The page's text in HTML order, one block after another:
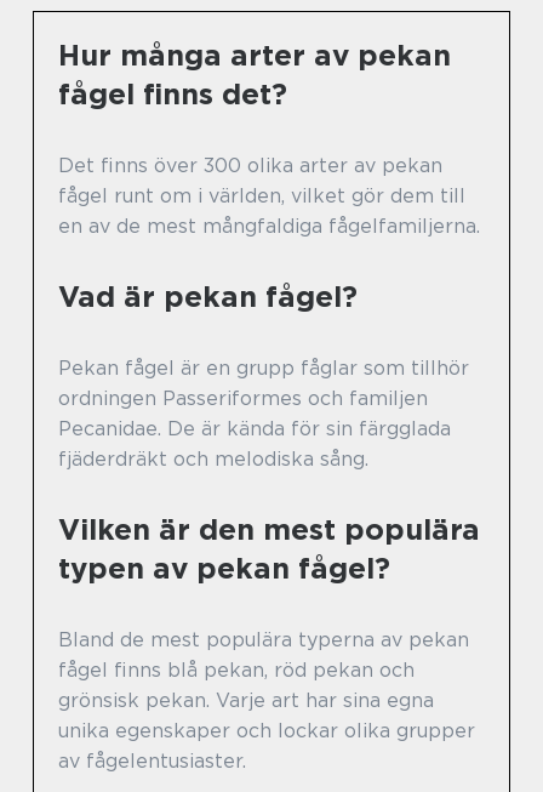
Hur många arter av pekan
fågel finns det?
Det finns över 300 olika arter av pekan
fågel runt om i världen, vilket gör dem till
en av de mest mångfaldiga fågelfamiljerna.
Vad är pekan fågel?
Pekan fågel är en grupp fåglar som tillhör
ordningen Passeriformes och familjen
Pecanidae. De är kända för sin färgglada
fjäderdräkt och melodiska sång.
Vilken är den mest populära
typen av pekan fågel?
Bland de mest populära typerna av pekan
fågel finns blå pekan, röd pekan och
grönsisk pekan. Varje art har sina egna
unika egenskaper och lockar olika grupper
av fågelentusiaster.